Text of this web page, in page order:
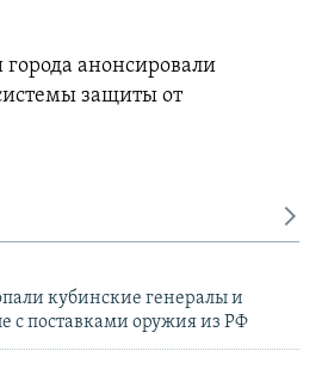
города анонсировали
защиты от
кубинские генералы и
с поставками оружия из РФ